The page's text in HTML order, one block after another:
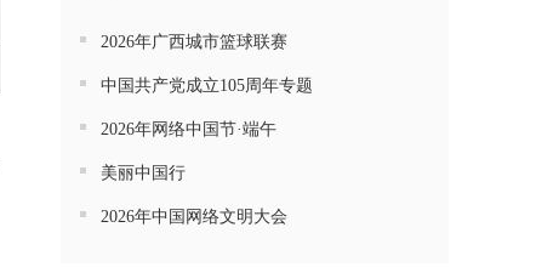
2026年广西城市篮球联赛
中国共产党成立105周年专题
2026年网络中国节·端午
美丽中国行
2026年中国网络文明大会